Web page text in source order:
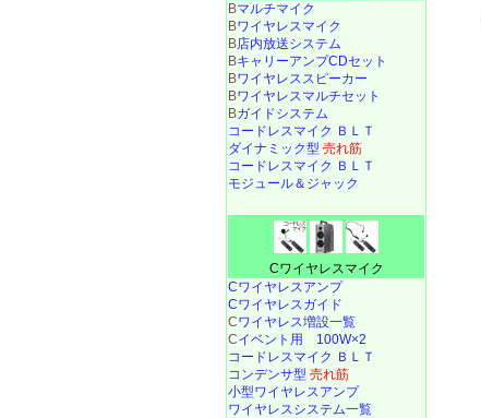
Bマルチマイク
Bワイヤレスマイク
B店内放送システム
BキャリーアンプCDセット
Bワイヤレススピーカー
Bワイヤレスマルチセット
Bガイドシステム
コードレスマイク ＢＬＴ
ダイナミック型 売れ筋
コードレスマイク ＢＬＴ
モジュール＆ジャック
Cワイヤレスマイク
Cワイヤレスアンプ
Cワイヤレスガイド
Cワイヤレス増設一覧
Cイベント用 100W×2
コードレスマイク ＢＬＴ
コンデンサ型 売れ筋
小型ワイヤレスアンプ
ワイヤレスシステム一覧